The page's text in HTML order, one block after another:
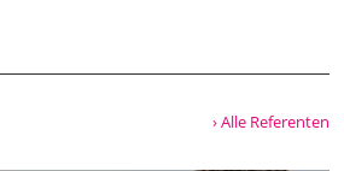
aufbrechen. Es gehört zum Segen
› Alle Referenten